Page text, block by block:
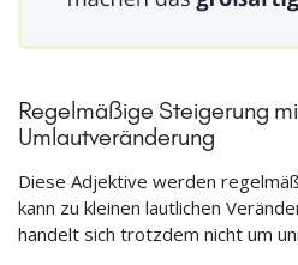
Regelmäßige Steigerung
Umlautveränderung
Diese Adjektive werden
kann zu kleinen lautlichen
handelt sich trotzdem nicht um